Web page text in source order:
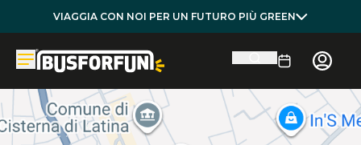
VIAGGIA CON NOI PER UN FUTURO PIÙ GREEN